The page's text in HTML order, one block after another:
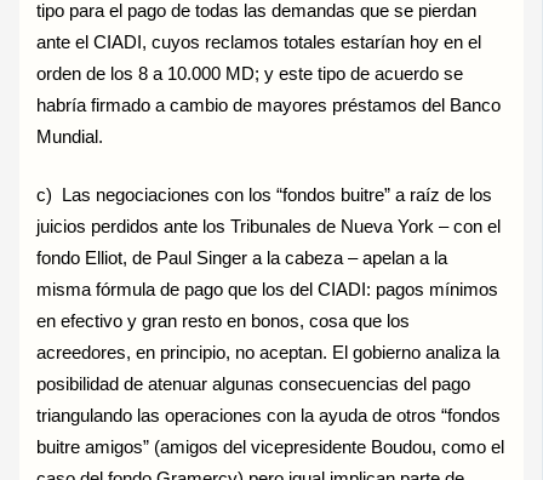
tipo para el pago de todas las demandas que se pierdan
ante el CIADI, cuyos reclamos totales estarían hoy en el
orden de los 8 a 10.000 MD; y este tipo de acuerdo se
habría firmado a cambio de mayores préstamos del Banco
Mundial.
c) Las negociaciones con los “fondos buitre” a raíz de los
juicios perdidos ante los Tribunales de Nueva York – con el
fondo Elliot, de Paul Singer a la cabeza – apelan a la
misma fórmula de pago que los del CIADI: pagos mínimos
en efectivo y gran resto en bonos, cosa que los
acreedores, en principio, no aceptan. El gobierno analiza la
posibilidad de atenuar algunas consecuencias del pago
triangulando las operaciones con la ayuda de otros “fondos
buitre amigos” (amigos del vicepresidente Boudou, como el